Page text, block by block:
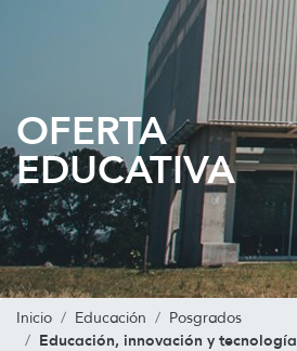
OFERTA
EDUCATIVA
Inicio Educación Posgrados
Educación, innovación y tecnología